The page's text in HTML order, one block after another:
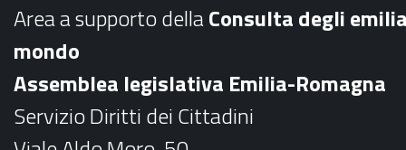
o
k
r
a
m
Area a supporto dellaConsulta degli
mondo
Assemblea legislativa Emilia-Romagna
Servizio Diritti dei Cittadini